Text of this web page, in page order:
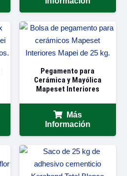
Pegamento para
Cerámica y Mayólica
Mapeset Interiores
Más
Información